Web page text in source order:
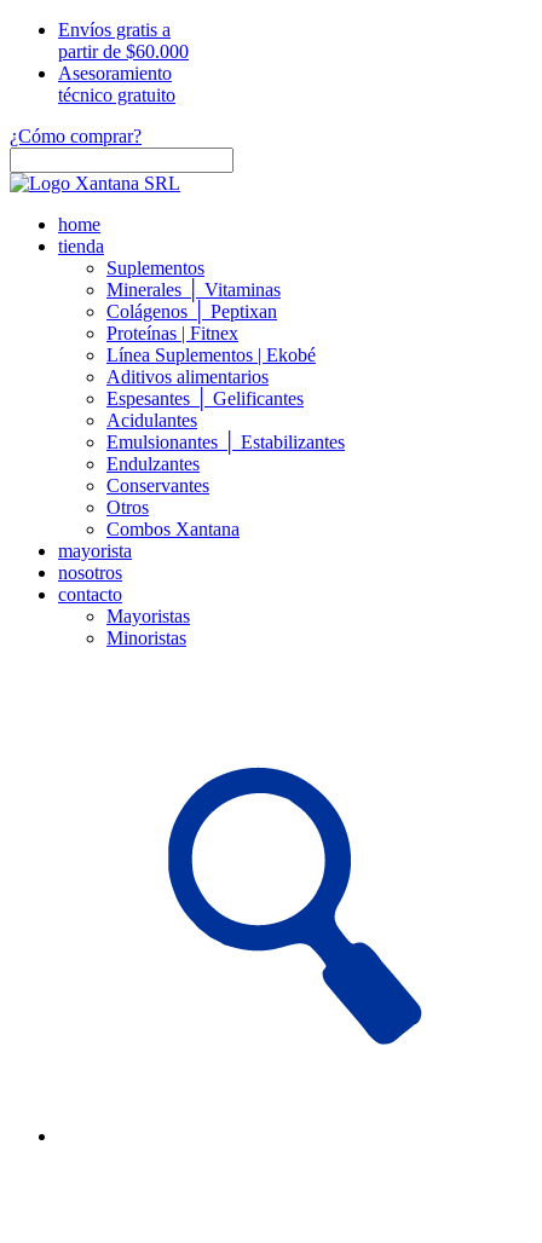
Envíos gratis a
partir de $60.000
Asesoramiento
técnico gratuito
¿Cómo comprar?
home
tienda
Suplementos
Minerales │ Vitaminas
Colágenos │ Peptixan
Proteínas | Fitnex
Línea Suplementos | Ekobé
Aditivos alimentarios
Espesantes │ Gelificantes
Acidulantes
Emulsionantes │ Estabilizantes
Endulzantes
Conservantes
Otros
Combos Xantana
mayorista
nosotros
contacto
Mayoristas
Minoristas